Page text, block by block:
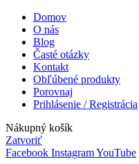
Domov
O nás
Blog
Časté otázky
Kontakt
Obľúbené produkty
Porovnaj
Prihlásenie / Registrácia
Nákupný košík
Zatvoriť
Facebook InstagramYouTube